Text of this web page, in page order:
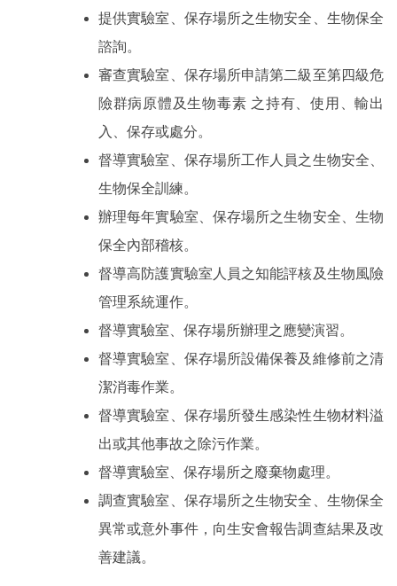
提供實驗室、保存場所之生物安全、生物保全
諮詢。
審查實驗室、保存場所申請第二級至第四級危
險群病原體及生物毒素 之持有、使用、輸出
入、保存或處分。
督導實驗室、保存場所工作人員之生物安全、
生物保全訓練。
辦理每年實驗室、保存場所之生物安全、生物
保全內部稽核。
督導高防護實驗室人員之知能評核及生物風險
管理系統運作。
督導實驗室、保存場所辦理之應變演習。
督導實驗室、保存場所設備保養及維修前之清
潔消毒作業。
督導實驗室、保存場所發生感染性生物材料溢
出或其他事故之除污作業。
督導實驗室、保存場所之廢棄物處理。
調查實驗室、保存場所之生物安全、生物保全
異常或意外事件，向生安會報告調查結果及改
善建議。